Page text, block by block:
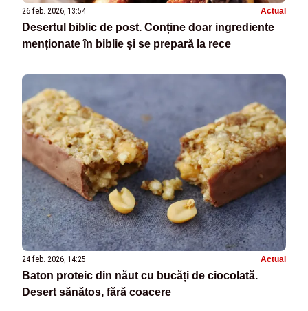
26 feb. 2026, 13:54 Actual
Desertul biblic de post. Conține doar ingrediente
menționate în biblie și se prepară la rece
24 feb. 2026, 14:25 Actual
Baton proteic din năut cu bucăți de ciocolată.
Desert sănătos, fără coacere